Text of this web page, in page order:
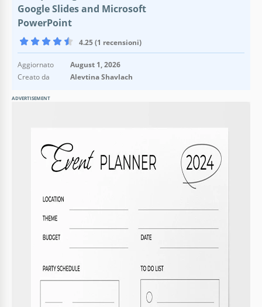
Google Slides and Microsoft
PowerPoint
4.25 (1 recensioni)
Aggiornato
August 1, 2026
Creato da
Alevtina Shavlach
ADVERTISEMENT